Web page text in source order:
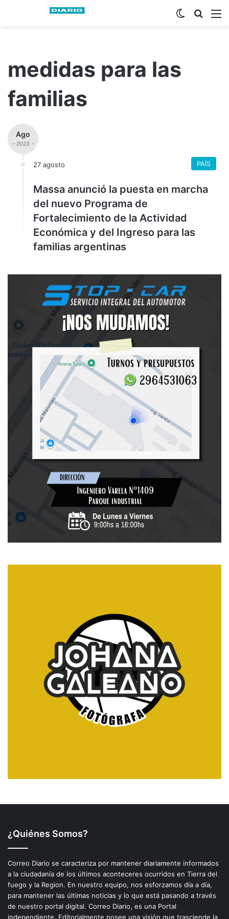
Buscar
Switch skin
medidas para las
familias
Ago
- 2023 -
27 agosto PAÍS
Massa anunció la puesta en marcha
del nuevo Programa de
Fortalecimiento de la Actividad
Económica y del Ingreso para las
familias argentinas
¿Quiénes Somos?
Correo Diario se caracteriza por mantener diariamente informados
a la ciudadanía de los últimos aconteceres ocurridos en Tierra del
fuego y la Region. En nuestro equipo, nos esforzamos día a día,
para mantener las últimas noticias y lo que está pasando a través
de nuestro portal digital. Correo Diario, es una Portal
independiente. Editorialmente posee una visión que trasciende la